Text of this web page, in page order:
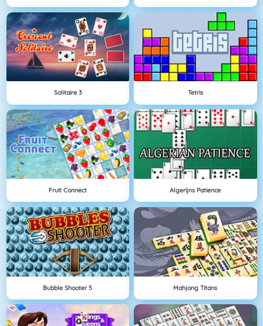
Solitaire 3 Tetris
Fruit Connect Algerijns Patience
Bubble Shooter 5 Mahjong Titans